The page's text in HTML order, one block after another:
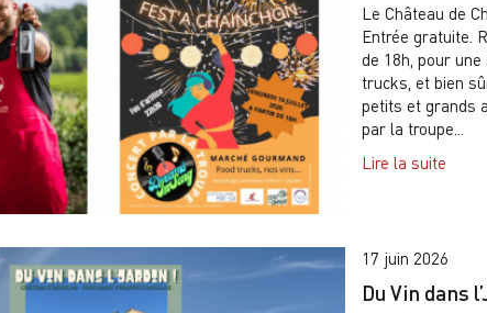
Le Château de
Entrée gratuite.
de 18h, pour
trucks, et bien
petits et grands
par la troupe...
Lire la suite
17 juin 2026
Du Vin dans